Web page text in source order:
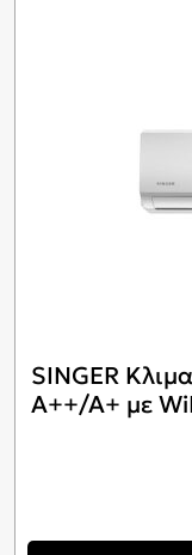
SINGER
A++/A+ με